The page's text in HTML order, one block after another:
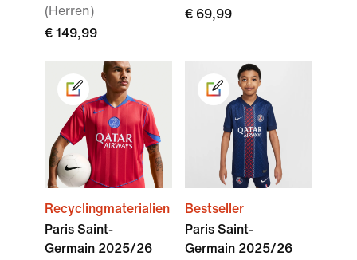
(Herren)
€ 149,99
€ 69,99
Recyclingmaterialien
Paris Saint-
Germain 2025/26
Bestseller
Paris Saint-
Germain 2025/26